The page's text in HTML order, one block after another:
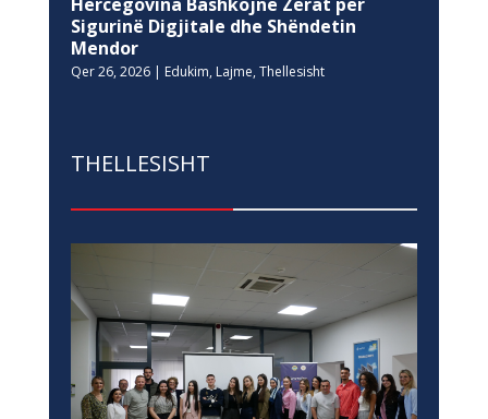
Sigurinë Digjitale dhe Shëndetin
Mendor
Qer 26, 2026| Edukim, Lajme, Thellesisht
THELLESISHT